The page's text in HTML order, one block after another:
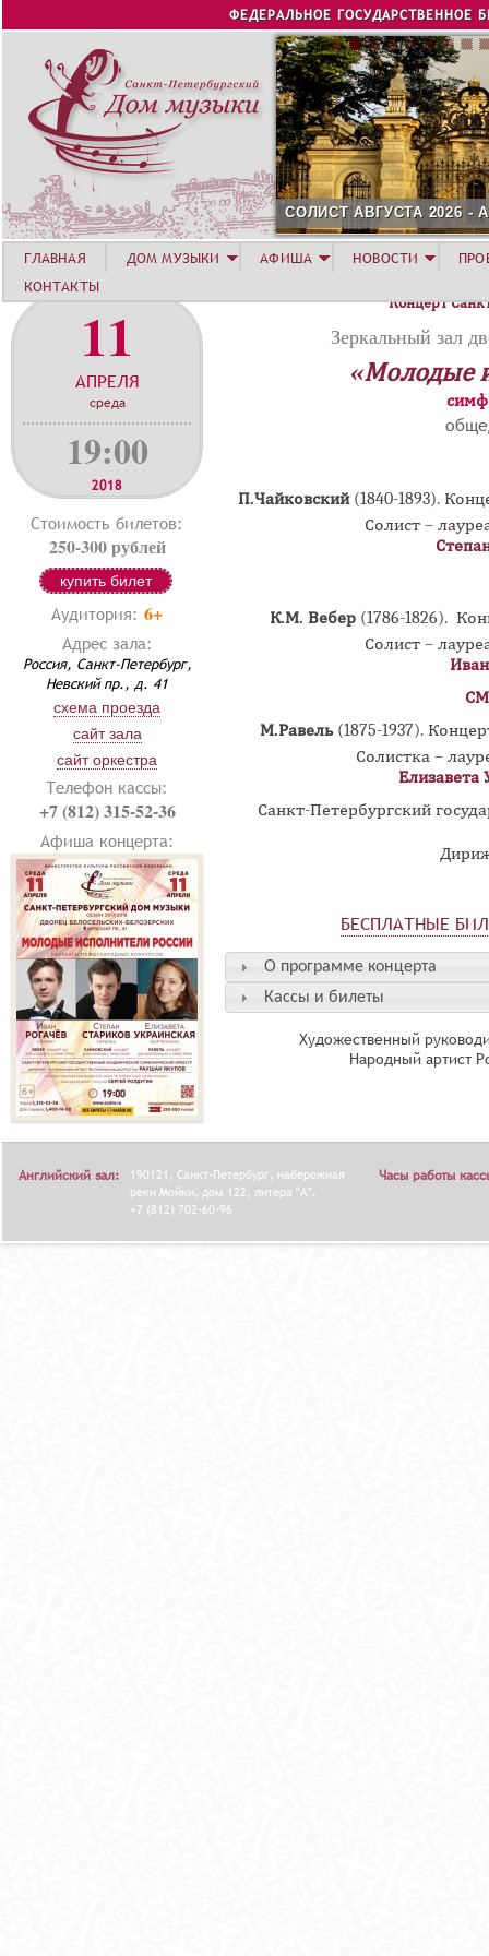
Jump to navigation
ФЕДЕРАЛЬНОЕ ГОСУДАРСТВЕННОЕ
СОЛИСТ АВГУСТА 2026 -
11
АПРЕЛЯ
среда
19:00
2018
Стоимость билетов:
250-300 рублей
купить билет
Аудитория: 6+
Адрес зала:
Россия, Санкт-Петербург,
Невский пр., д. 41
схема проезда
сайт зала
сайт оркестра
Телефон кассы:
+7 (812) 315-52-36
Афиша концерта:
Концерт
Зеркальный зал
«Молодые
П.Чайковский (1840-1893).
Солист –
К.М. Вебер (1786-1826).
Солист –
М.Равель (1875-1937).
Солистка –
Елизавета
Санкт-Петербургский
БЕСПЛАТНЫЕ
О программе концерта
Кассы и билеты
Художественный
Народный артист
ГЛАВНАЯ ДОМ МУЗЫКИ АФИША НОВОСТИ
КОНТАКТЫ
Английский зал:
190121, Санкт-Петербург, набережная
реки Мойки, дом 122, литера "А".
+7 (812) 702-60-96
Часы работы